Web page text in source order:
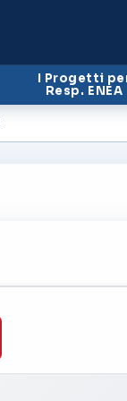
I Progetti
Resp. ENEA